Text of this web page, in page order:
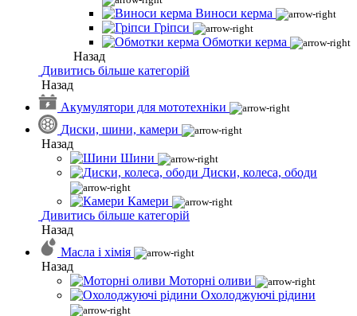
Виноси керма
Гріпси
Обмотки керма
Назад
Дивитись більше категорій
Назад
Акумулятори для мототехніки
Диски, шини, камери
Назад
Шини
Диски, колеса, ободи
Камери
Дивитись більше категорій
Назад
Масла і хімія
Назад
Моторні оливи
Охолоджуючі рідини